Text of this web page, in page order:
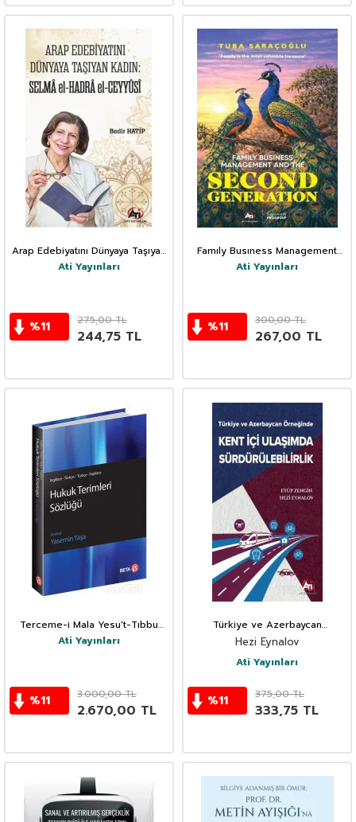
Arap Edebiyatını Dünyaya Taşıyan
Kadın
Ati Yayınları
%11 275,00TL
244,75 TL
Famıly Busıness Management
And The Second Generatıon
Ati Yayınları
%11 300,00TL
267,00 TL
Terceme-i Mala Yesu't-Tıbbu
Cehlehü
Ati Yayınları
%11 3.000,00TL
2.670,00 TL
Türkiye ve Azerbaycan
Örneğinde Kent İçi Ulaşımda
Sürdürülebilirlik
Hezi Eynalov
Ati Yayınları
%11 375,00TL
333,75 TL